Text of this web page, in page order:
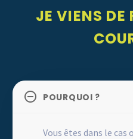
JE VIENS DE
POURQUOI ?
Vous êtes dans le cas